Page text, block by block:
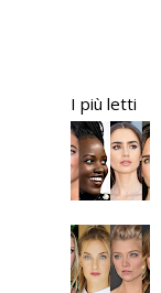
I più letti